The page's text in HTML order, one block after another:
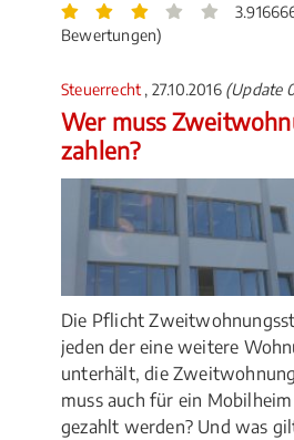
Bewertungen)
Steuerrecht , 27.10.2016 (Update
Wer muss
zahlen?
Die Pflicht
jeden der eine weitere
unterhält, die
muss auch für ein
gezahlt werden? Und was